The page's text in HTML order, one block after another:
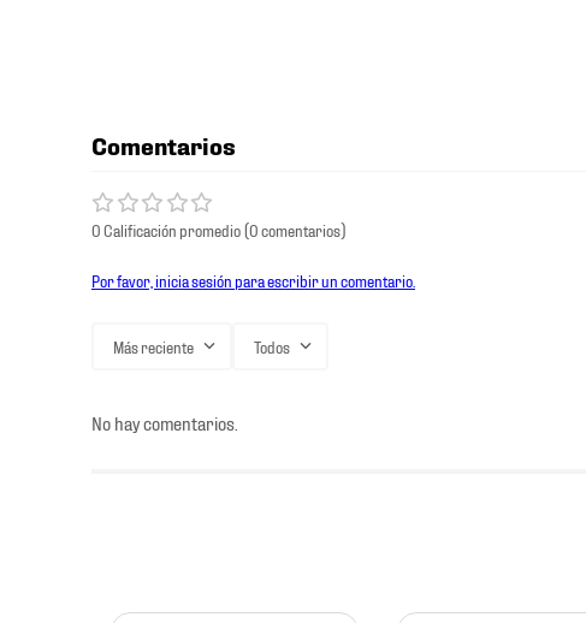
Comentarios
0 Calificación promedio(0 comentarios)
Por favor, inicia sesión para escribir un comentario.
Más reciente Todos
No hay comentarios.